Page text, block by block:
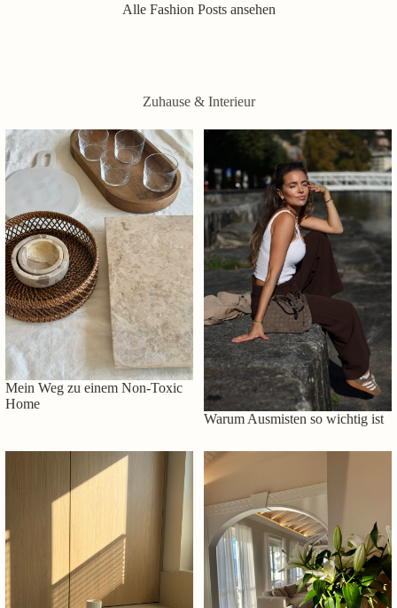
Alle Fashion Posts ansehen
Zuhause & Interieur
Mein Weg zu einem Non-Toxic
Home
Warum Ausmisten so wichtig ist